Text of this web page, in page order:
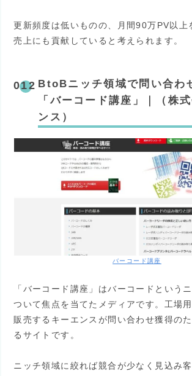
更新頻度は低いものの、月間90万PV以上
売上にも貢献していると考えられます。
BtoBニッチ領域で問い合わ
「バーコード講座」｜（株
ンス）
バーコード講座
「バーコード講座」はバーコードという
ついて焦点を当てたメディアです。工場用
販売するキーエンスが問い合わせ獲得の
るサイトです。
ニッチ領域に絞れば競合が少なく見込み